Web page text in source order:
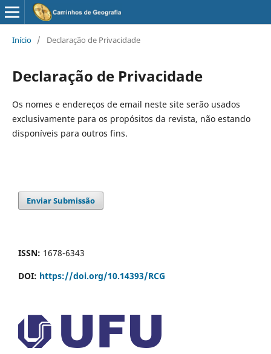
Início / Declaração de Privacidade
Declaração de Privacidade
Os nomes e endereços de email neste site serão usados
exclusivamente para os propósitos da revista, não estando
disponíveis para outros fins.
Enviar Submissão
ISSN: 1678-6343
DOI: https://doi.org/10.14393/RCG